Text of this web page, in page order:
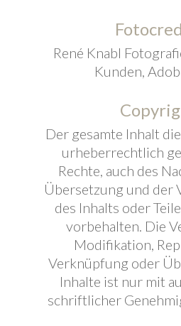
René Knabl
Kunden,
Der gesamte Inhalt
urheberrechtlich
Rechte, auch des
Übersetzung und der
des Inhalts oder
vorbehalten. Die
Modifikation,
Verknüpfung oder
Inhalte ist nur mit
schriftlicher